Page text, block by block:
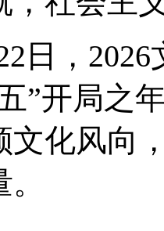
日，
”开局之
文化风向